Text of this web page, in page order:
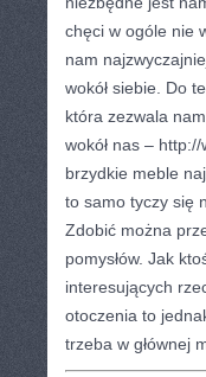
chęci w ogóle nie
nam
wokół siebie. Do
która zezwala
wokół nas –
brzydkie meble
to samo tyczy się
Zdobić można
pomysłów. Jak
interesujących
otoczenia to
trzeba w głównej